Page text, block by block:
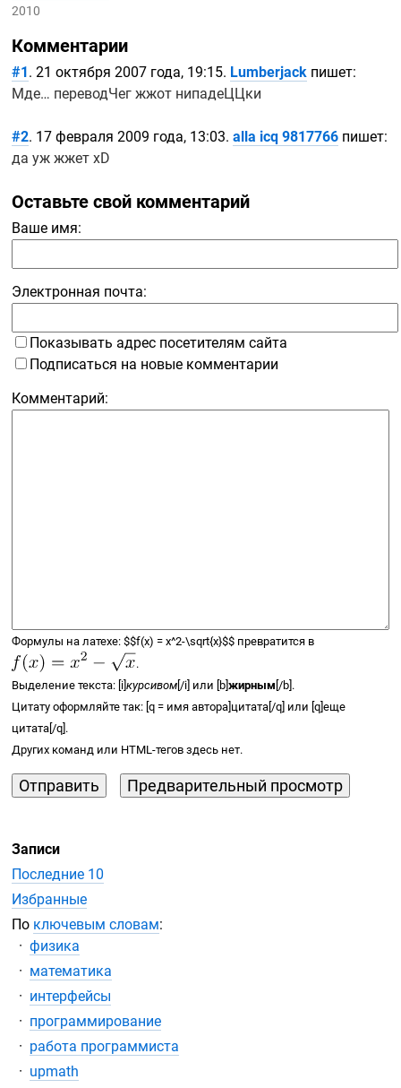
2010
Комментарии
#1. 21 октября 2007 года, 19:15. Lumberjack пишет:
Мде… переводЧег жжот нипадеЦЦки
#2. 17 февраля 2009 года, 13:03.alla icq 9817766 пишет:
да уж жжет xD
Оставьте свой комментарий
Ваше имя:
Электронная почта:
Показывать адрес посетителям сайта
Подписаться на новые комментарии
Комментарий:
Формулы на латехе:$$f(x) =x^2-\sqrt{x}$$ превратится в
.
Выделение текста: [i]курсивом [/i] или [b]жирным [/b].
Цитату оформляйте так: [q = имя автора]цитата[/q] или [q]еще
цитата[/q].
Других команд или HTML-тегов здесь нет.
Записи
Последние 10
Избранные
По ключевым словам:
физика
математика
интерфейсы
программирование
работа программиста
upmath